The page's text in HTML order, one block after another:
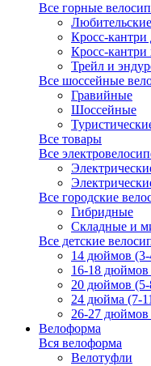
Все горные
Любительские
Кросс-кантри
Кросс-кантри
Трейл и
Все шоссейные
Гравийные
Шоссейные
Все товары
Все
Все городские
Гибридные
Складные и
Все детские
14 дюймов (3-
16-18 дюймов
20 дюймов (5-
24 дюйма (7-
26-27 дюймов
Велоформа
Вся велоформа
Велотуфли